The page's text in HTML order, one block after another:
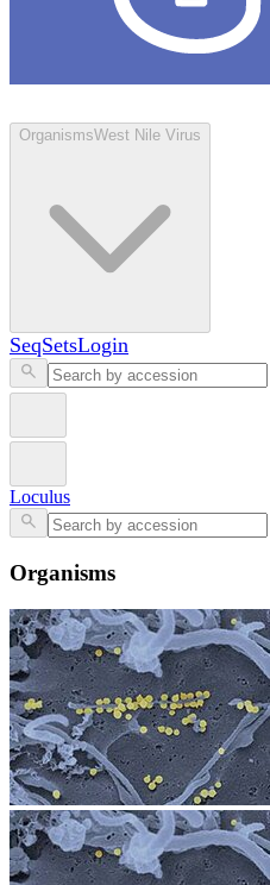
OrganismsWest Nile Virus
SeqSetsLogin
Loculus
Organisms